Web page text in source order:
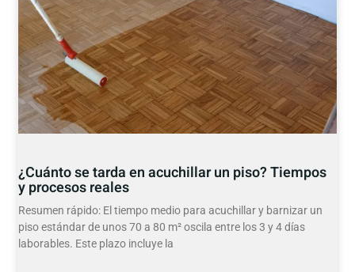
¿Cuánto se tarda en acuchillar un piso? Tiempos
y procesos reales
Resumen rápido: El tiempo medio para acuchillar y barnizar un
piso estándar de unos 70 a 80 m² oscila entre los 3 y 4 días
laborables. Este plazo incluye la